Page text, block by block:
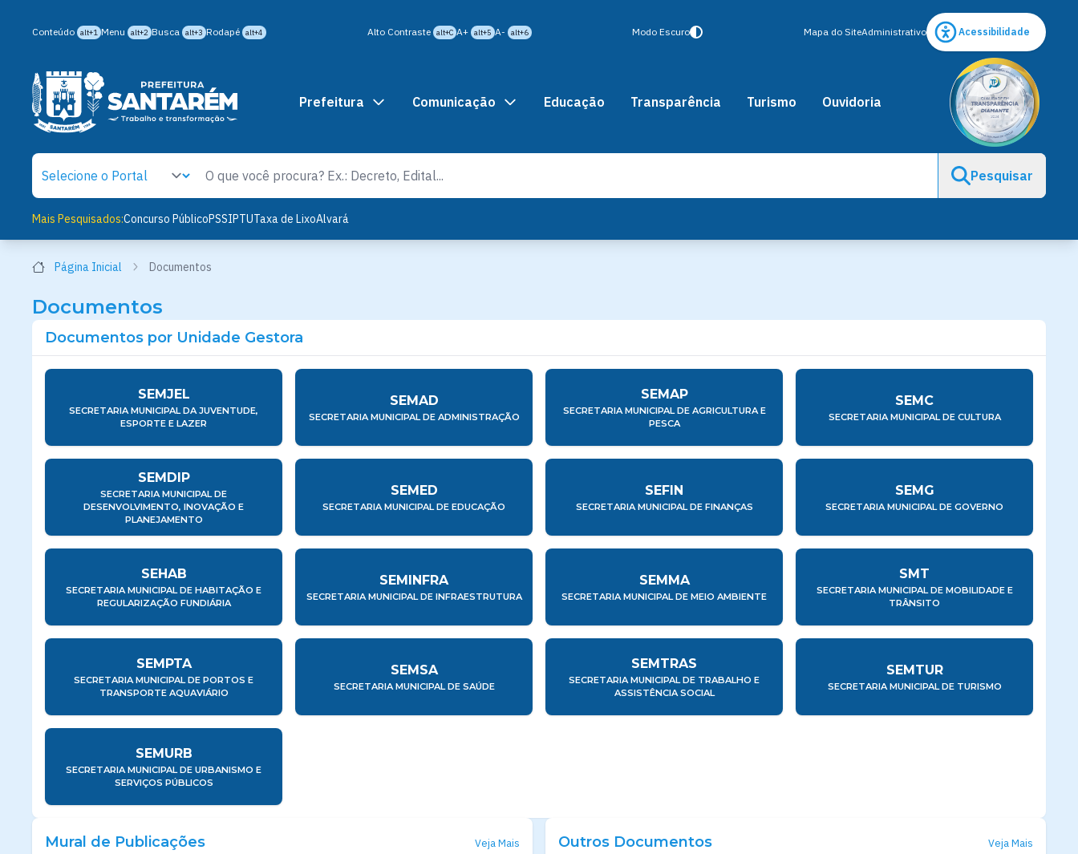
Conteúdo alt+1 Menu alt+2 Busca alt+3 Rodapé alt+4 Alto Contraste alt+C A+ alt+5 A- alt+6 Modo Escuro Mapa do SiteAdministrativo Acessibilidade
Prefeitura Comunicação Educação Transparência Turismo Ouvidoria
Pesquisar
Mais Pesquisados:Concurso PúblicoPSSIPTUTaxa de LixoAlvará
Página Inicial Documentos
Documentos
Documentos por Unidade Gestora
SEMJEL
SECRETARIA MUNICIPAL DA JUVENTUDE,
ESPORTE E LAZER
SEMAD
SECRETARIA MUNICIPAL DE ADMINISTRAÇÃO
SEMAP
SECRETARIA MUNICIPAL DE AGRICULTURA E
PESCA
SEMC
SECRETARIA MUNICIPAL DE CULTURA
SEMDIP
SECRETARIA MUNICIPAL DE
DESENVOLVIMENTO, INOVAÇÃO E
PLANEJAMENTO
SEMED
SECRETARIA MUNICIPAL DE EDUCAÇÃO
SEFIN
SECRETARIA MUNICIPAL DE FINANÇAS
SEMG
SECRETARIA MUNICIPAL DE GOVERNO
SEHAB
SECRETARIA MUNICIPAL DE HABITAÇÃO E
REGULARIZAÇÃO FUNDIÁRIA
SEMINFRA
SECRETARIA MUNICIPAL DE INFRAESTRUTURA
SEMMA
SECRETARIA MUNICIPAL DE MEIO AMBIENTE
SMT
SECRETARIA MUNICIPAL DE MOBILIDADE E
TRÂNSITO
SEMPTA
SECRETARIA MUNICIPAL DE PORTOS E
TRANSPORTE AQUAVIÁRIO
SEMSA
SECRETARIA MUNICIPAL DE SAÚDE
SEMTRAS
SECRETARIA MUNICIPAL DE TRABALHO E
ASSISTÊNCIA SOCIAL
SEMTUR
SECRETARIA MUNICIPAL DE TURISMO
SEMURB
SECRETARIA MUNICIPAL DE URBANISMO E
SERVIÇOS PÚBLICOS
Mural de Publicações Veja Mais Outros Documentos Veja Mais